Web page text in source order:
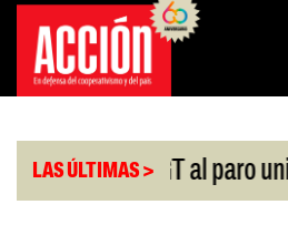
Saltar
contenido
LAS ÚLTIMAS >
de la CGT al paro